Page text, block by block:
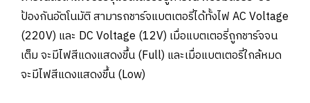
ป้องกันอัตโนมัติ สามารถชาร์จแบตเตอรี่ได้ทั้งไฟ AC Voltage
(220V) และ DC Voltage (12V) เมื่อแบตเตอรี่ถูกชาร์จจน
เต็ม จะมีไฟสีแดงแสดงขึ้น (Full) และเมื่อแบตเตอรี่ใกล้หมด
จะมีไฟสีแดงแสดงขึ้น (Low)